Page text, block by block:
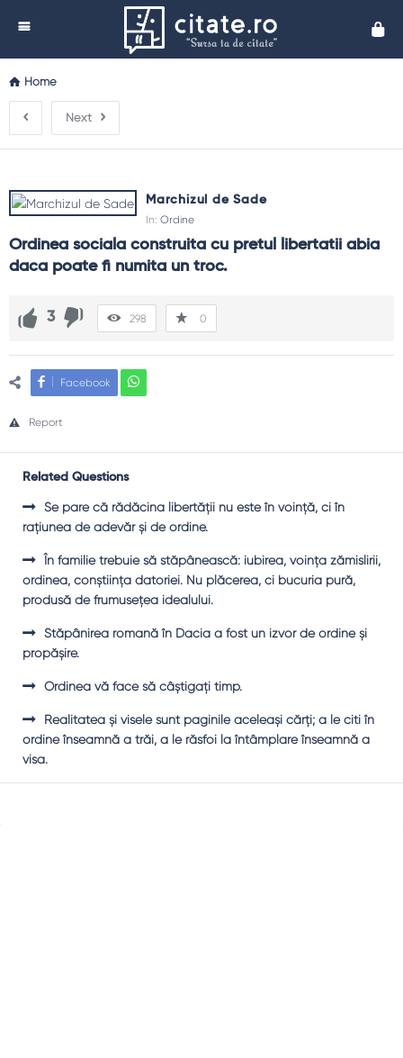
Home
Next
Marchizul de Sade
In: Ordine
Ordinea sociala construita cu pretul libertatii abia
daca poate fi numita un troc.
3 298 0
Facebook
Report
Related Questions
Se pare că rădăcina libertăţii nu este în voinţă, ci în
raţiunea de adevăr şi de ordine.
În familie trebuie să stăpânească: iubirea, voinţa zămislirii,
ordinea, conştiinţa datoriei. Nu plăcerea, ci bucuria pură,
produsă de frumuseţea idealului.
Stăpânirea romană în Dacia a fost un izvor de ordine şi
propăşire.
Ordinea vă face să câştigaţi timp.
Realitatea şi visele sunt paginile aceleaşi cărţi; a le citi în
ordine înseamnă a trăi, a le răsfoi la întâmplare înseamnă a
visa.